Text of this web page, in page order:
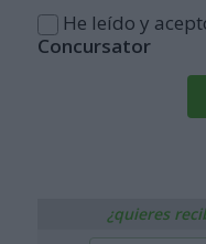
He leído y
Concursator
¿quieres